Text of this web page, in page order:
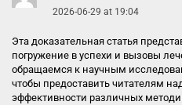
2026-06-29 at 19:04
Эта доказательная статья
погружение в успехи и вызовы
обращаемся к научным
чтобы предоставить читателям
эффективности различных